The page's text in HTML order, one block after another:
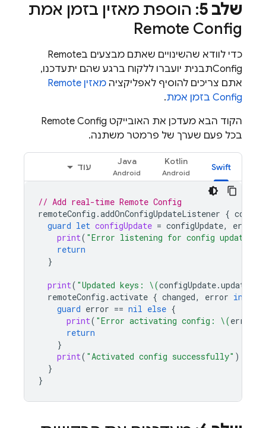
שלב 5
: הוספת מאזין בזמן אמת
Remote Config
כדי לוודא שהשינויים שאתם מבצעים בRemote
Configתבנית יועברו ללקוח ברגע שהם יתעדכנו,
אתם צריכים להוסיף לאפליקציה מאזין Remote
Config בזמן אמת.
הקוד הבא מעדכן את האובייקט Remote Config
בכל פעם שערך של פרמטר משתנה.
Swift
Kotlin
Java
עוד
// Add real-time Remote Config
remoteConfig .addOnConfigUpdateListener {
guard let configUpdate = configUpdate, error
print( "Error listening for config updates:
return
}
print( "Updated keys: \(configUpdate.
remoteConfig .activate { changed, error in
guard error == nil else {
print( "Error activating config: \(error
return
}
print( "Activated config successfully" )
}
}